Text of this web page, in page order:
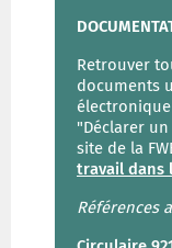
Retrouver
documents
"Déclarer
site de la
travail dans
Références